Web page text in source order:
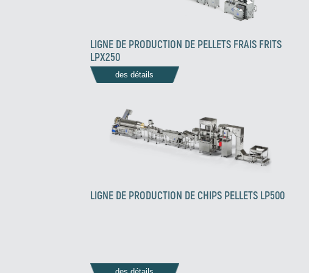
LIGNE DE PRODUCTION DE PELLETS FRAIS FRITS
LPX250
des détails
LIGNE DE PRODUCTION DE CHIPS PELLETS LP500